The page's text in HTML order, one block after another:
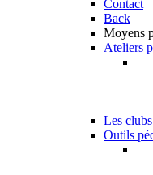
Contact
Back
Moyens
Ateliers
Les
Outils